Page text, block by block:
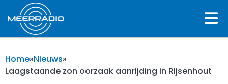
Home»Nieuws»
Laagstaande zon oorzaak aanrijding in Rijsenhout